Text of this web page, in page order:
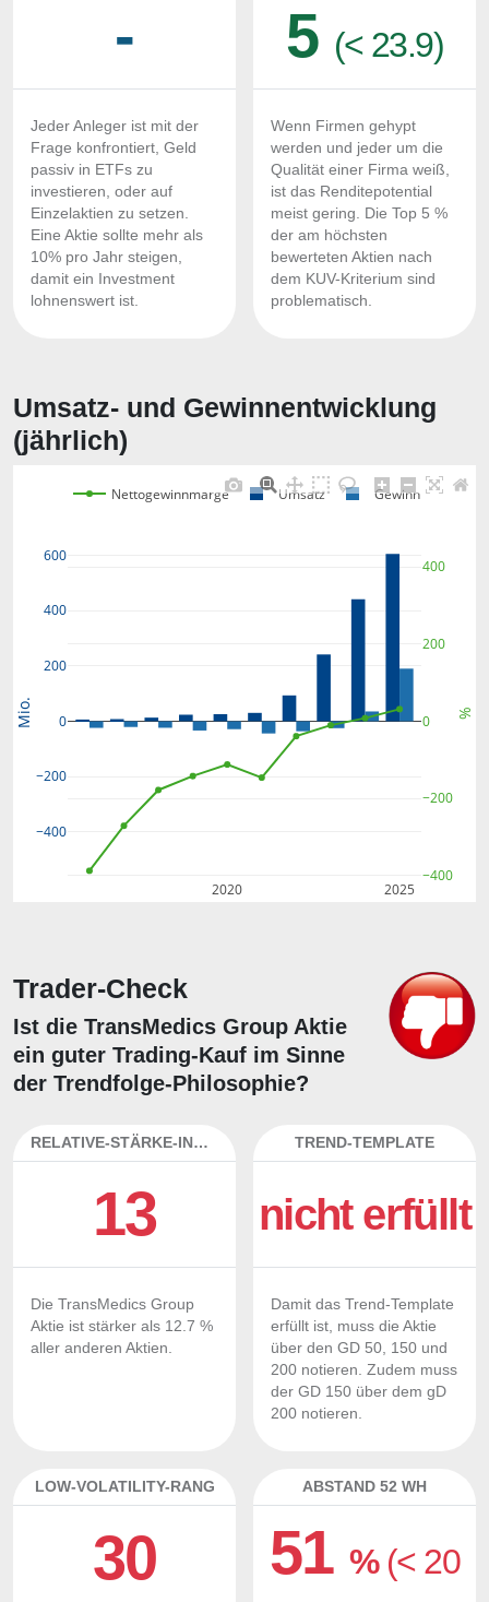
-
Jeder Anleger ist mit der
Frage konfrontiert, Geld
passiv in ETFs zu
investieren, oder auf
Einzelaktien zu setzen.
Eine Aktie sollte mehr als
10% pro Jahr steigen,
damit ein Investment
lohnenswert ist.
5 (< 23.9)
Wenn Firmen gehypt
werden und jeder um die
Qualität einer Firma weiß,
ist das Renditepotential
meist gering. Die Top 5 %
der am höchsten
bewerteten Aktien nach
dem KUV-Kriterium sind
problematisch.
Umsatz- und Gewinnentwicklung
(jährlich)
2020 2025
−400
−200
0
200
400
600
−400
−200
0
200
400
Nettogewinnmarge Umsatz Gewinn
Mio. %
Trader-Check
Ist die TransMedics Group Aktie
ein guter Trading-Kauf im Sinne
der Trendfolge-Philosophie?
RELATIVE-STÄRKE-INDEX
13
Die TransMedics Group
Aktie ist stärker als 12.7 %
aller anderen Aktien.
TREND-TEMPLATE
nicht erfüllt
Damit das Trend-Template
erfüllt ist, muss die Aktie
über den GD 50, 150 und
200 notieren. Zudem muss
der GD 150 über dem gD
200 notieren.
LOW-VOLATILITY-RANG
30
ABSTAND 52 WH
51% (< 20